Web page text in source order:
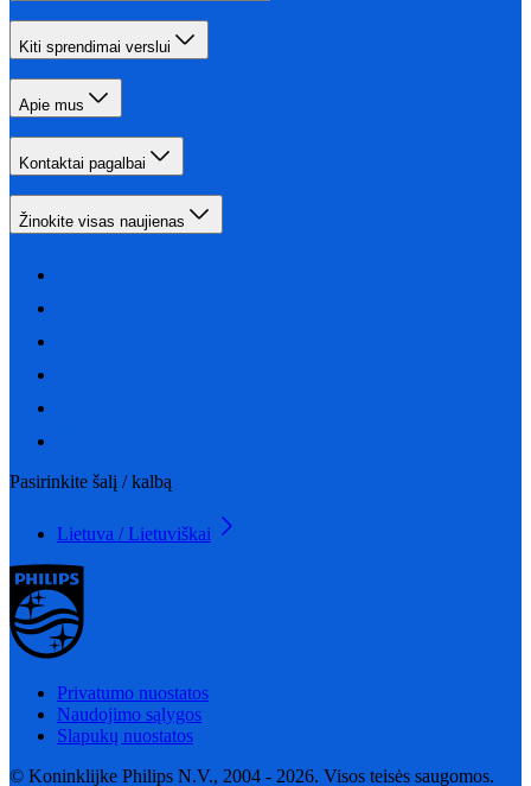
Kiti sprendimai verslui
Apie mus
Kontaktai pagalbai
Žinokite visas naujienas
Pasirinkite šalį / kalbą
Lietuva / Lietuviškai
Privatumo nuostatos
Naudojimo sąlygos
Slapukų nuostatos
© Koninklijke Philips N.V., 2004 - 2026. Visos teisės saugomos.